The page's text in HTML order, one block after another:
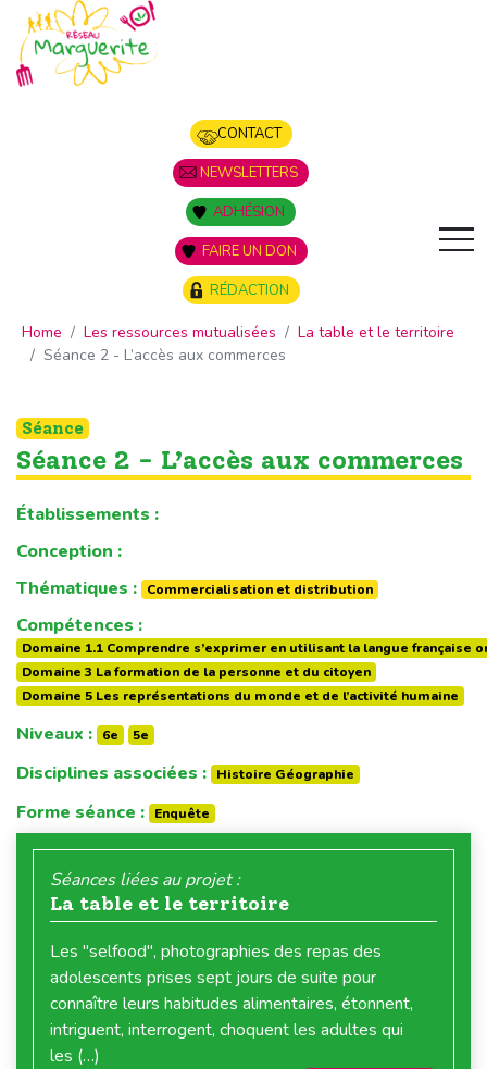
Panneau de gestion des cookies
CONTACT
NEWSLETTERS
ADHÉSION
FAIRE UN DON
RÉDACTION
Home Les ressources mutualisées
La table et le territoire
Séance 2 - L’accès aux commerces
Séance
Séance 2 - L’accès aux commerces
Établissements :
Conception :
Thématiques :
Commercialisation et distribution
Compétences :
Domaine 1.1 Comprendre s’exprimer en utilisant la langue française
Domaine 3 La formation de la personne et du citoyen
Domaine 5 Les représentations du monde et de l’activité humaine
Niveaux : 6e 5e
Disciplines associées : Histoire Géographie
Forme séance : Enquête
Séances liées au projet :
La table et le territoire
Les "selfood", photographies des repas des
adolescents prises sept jours de suite pour
connaître leurs habitudes alimentaires, étonnent,
intriguent, interrogent, choquent les adultes qui
les (…)